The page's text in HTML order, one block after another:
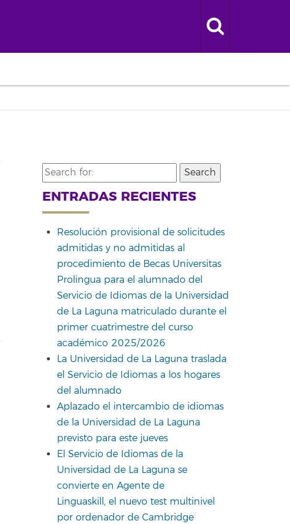
Search
for:
ENTRADAS RECIENTES
Resolución provisional de solicitudes
admitidas y no admitidas al
procedimiento de Becas Universitas
Prolingua para el alumnado del
Servicio de Idiomas de la Universidad
de La Laguna matriculado durante el
primer cuatrimestre del curso
académico 2025/2026
La Universidad de La Laguna traslada
el Servicio de Idiomas a los hogares
del alumnado
Aplazado el intercambio de idiomas
de la Universidad de La Laguna
previsto para este jueves
El Servicio de Idiomas de la
Universidad de La Laguna se
convierte en Agente de
Linguaskill, el nuevo test multinivel
por ordenador de Cambridge